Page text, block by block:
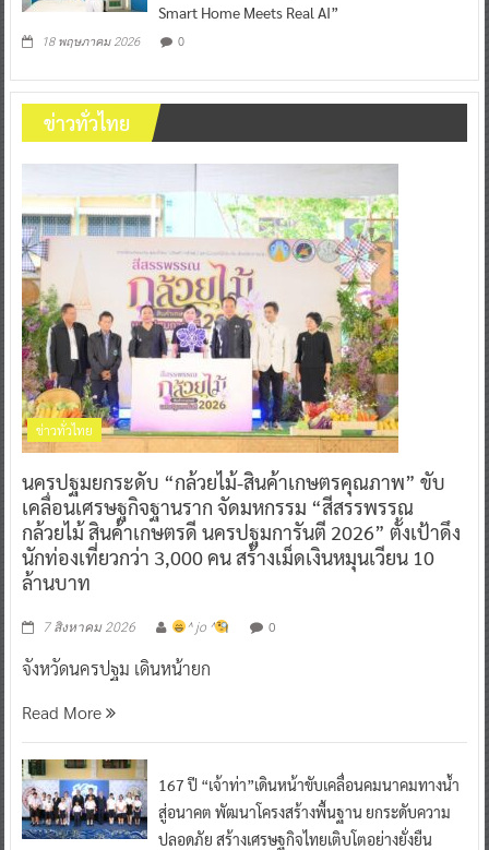
Smart Home Meets Real AI”
18 พฤษภาคม 2026 0
ข่าวทั่วไทย
ข่าวทั่วไทย
นครปฐมยกระดับ “กล้วยไม้-สินค้าเกษตรคุณภาพ” ขับ
เคลื่อนเศรษฐกิจฐานราก จัดมหกรรม “สีสรรพรรณ
กล้วยไม้ สินค้าเกษตรดี นครปฐมการันตี 2026” ตั้งเป้าดึง
นักท่องเที่ยวกว่า 3,000 คน สร้างเม็ดเงินหมุนเวียน 10
ล้านบาท
7 สิงหาคม 2026 ^ jo ^ 0
จังหวัดนครปฐม เดินหน้ายก
Read More
167 ปี “เจ้าท่า”เดินหน้าขับเคลื่อนคมนาคมทางน้ำ
สู่อนาคต พัฒนาโครงสร้างพื้นฐาน ยกระดับความ
ปลอดภัย สร้างเศรษฐกิจไทยเติบโตอย่างยั่งยืน